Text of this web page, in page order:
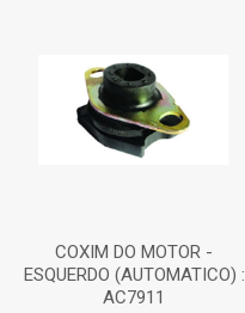
COXIM DO MOTOR -
ESQUERDO (AUTOMATICO) :
AC7911